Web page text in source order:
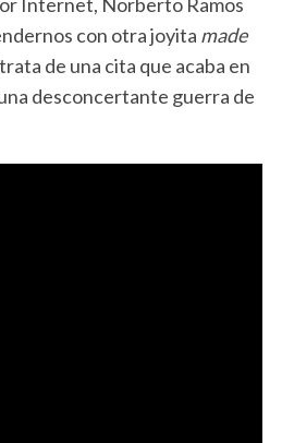
con otra joyita made
de una cita que acaba en
desconcertante guerra de